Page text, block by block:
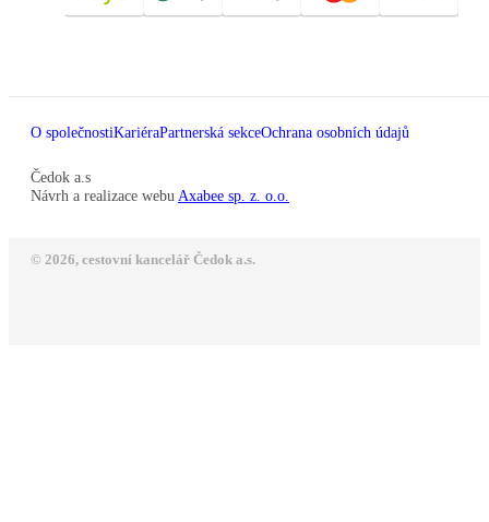
O společnostiKariéraPartnerská sekceOchrana osobních údajů
Čedok a.s
Návrh a realizace webu Axabee sp. z. o.o.
© 2026, cestovní kancelář Čedok a.s.